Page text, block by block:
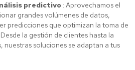
predictivo : Aprovechamos el
grandes volúmenes de datos,
predicciones que optimizan la toma de
la gestión de clientes hasta la
nuestras soluciones se adaptan a tus